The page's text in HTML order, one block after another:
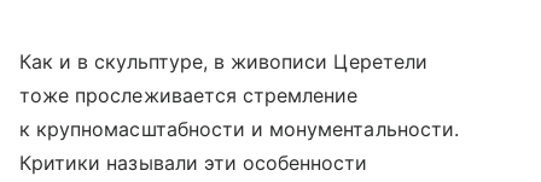
Как и в скульптуре, в живописи Церетели
тоже прослеживается стремление
к крупномасштабности и монументальности.
Критики называли эти особенности